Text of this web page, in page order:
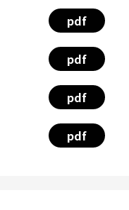
pdf
pdf
pdf
pdf